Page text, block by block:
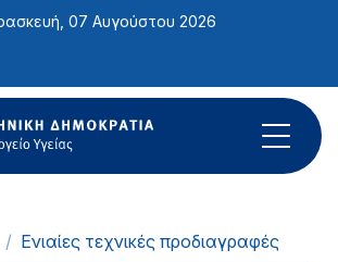
07 Αυγούστου 2026
Ενιαίες τεχνικές προδιαγραφές